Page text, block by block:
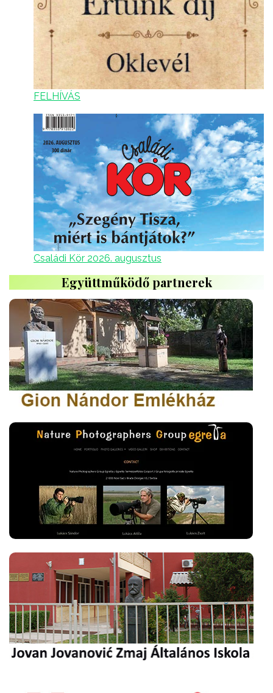
FELHÍVÁS
Családi Kör 2026. augusztus
Együttműködő partnerek